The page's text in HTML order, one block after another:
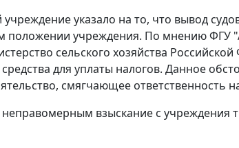
указало на то, что вывод
положении учреждения. По мнению
сельского хозяйства
для уплаты налогов. Данное
смягчающее ответственность
взыскание с учреждения